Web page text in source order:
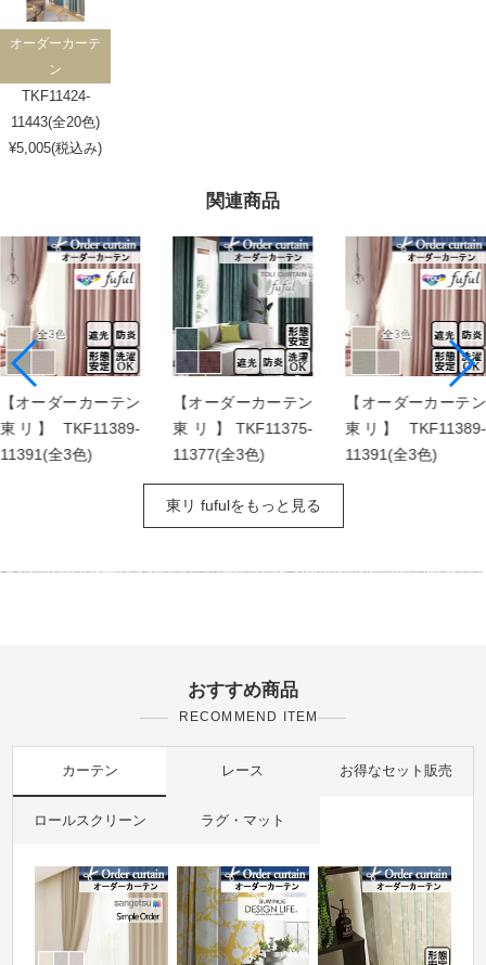
関連商品
【オーダーカーテン
東リ】 TKF11389-
11391(全3色)
【オーダーカーテン
東リ】TKF11375-
11377(全3色)
【オーダーカーテン
東リ】 TKF11389-
11391(全3色)
東リ fufulをもっと見る
オーダーカーテ
ン
TKF11424-
11443(全20色)
¥5,005(税込み)
おすすめ商品
RECOMMEND ITEM
カーテン レース お得なセット販売
ロールスクリーン ラグ・マット